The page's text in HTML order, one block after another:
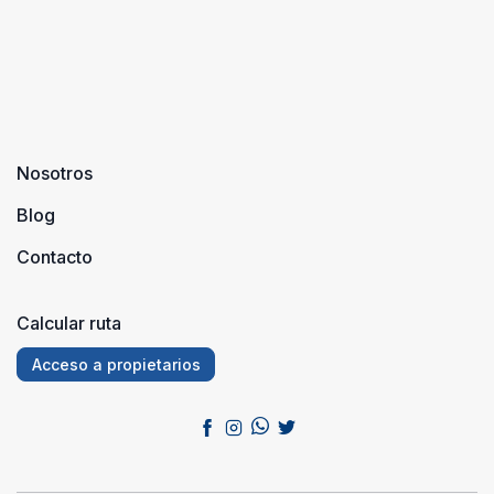
Nosotros
Blog
Contacto
Calcular ruta
Acceso a propietarios